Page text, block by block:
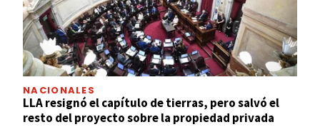
NACIONALES
LLA resignó el capítulo de tierras, pero salvó el
resto del proyecto sobre la propiedad privada